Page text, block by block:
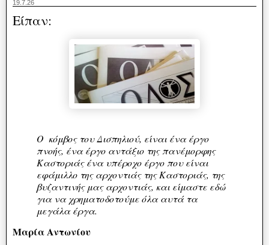
19.7.26
Είπαν:
Ο κόμβος του Δισπηλιού, είναι ένα έργο
πνοής, ένα έργο αντάξιο της πανέμορφης
Καστοριάς ένα υπέροχο έργο που είναι
εφάμιλλο της αρχοντιάς της Καστοριάς, της
βυζαντινής μας αρχοντιάς, και είμαστε εδώ
για να χρηματοδοτούμε όλα αυτά τα
μεγάλα έργα.
Μαρία Αντωνίου